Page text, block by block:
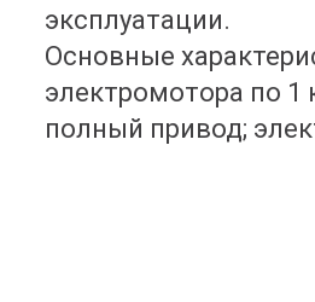
эксплуатации.
Основные
электромотора по 1
полный привод;